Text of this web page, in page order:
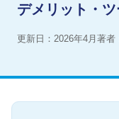
デメリット・
更新日：2026年4月 著者